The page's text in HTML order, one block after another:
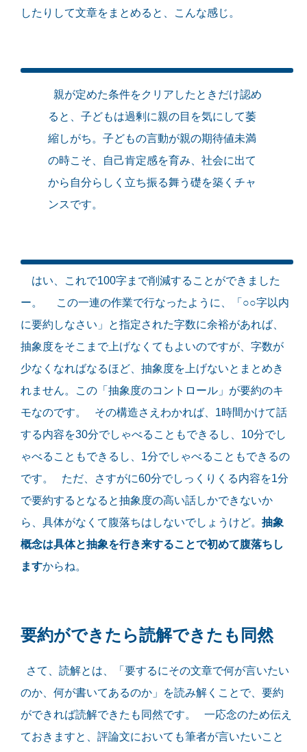
したりして文章をまとめると、こんな感じ。
親が定めた条件をクリアしたときだけ認め
ると、子どもは過剰に親の目を気にして萎
縮しがち。子どもの言動が親の期待値未満
の時こそ、自己肯定感を育み、社会に出て
から自分らしく立ち振る舞う礎を築くチャ
ンスです。
はい、これで100字まで削減することができました
ー。 この一連の作業で行なったように、「○○字以内
に要約しなさい」と指定された字数に余裕があれば、
抽象度をそこまで上げなくてもよいのですが、字数が
少なくなればなるほど、抽象度を上げないとまとめき
れません。この「抽象度のコントロール」が要約のキ
モなのです。 その構造さえわかれば、1時間かけて話
する内容を30分でしゃべることもできるし、10分でし
ゃべることもできるし、1分でしゃべることもできるの
です。 ただ、さすがに60分でしっくりくる内容を1分
で要約するとなると抽象度の高い話しかできないか
ら、具体がなくて腹落ちはしないでしょうけど。 抽象
概念は具体と抽象を行き来することで初めて腹落ちし
ますからね。
要約ができたら読解できたも同然
さて、読解とは、「要するにその文章で何が言いたい
のか、何が書いてあるのか」を読み解くことで、要約
ができれば読解できたも同然です。 一応念のため伝え
ておきますと、評論文においても筆者が言いたいこと